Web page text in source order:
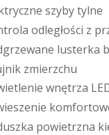
tryczne szybytylne
trola odległości z pr
grzewane lusterka b
jnik zmierzchu
ietlenie wnętrza LE
ieszenie komfortow
uszka powietrzna ki